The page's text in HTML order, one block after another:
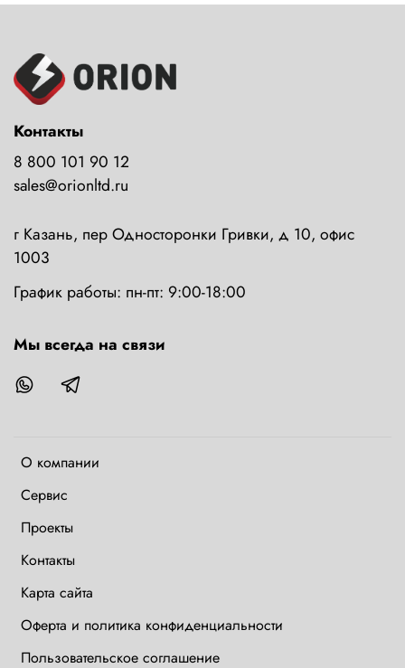
О компании
Сервис
Проекты
Контакты
Карта сайта
Оферта и политика конфиденциальности
Пользовательское соглашение
Контакты
8 800 101 90 12
sales@orionltd.ru
г Казань, пер Односторонки Гривки, д 10, офис
1003
График работы: пн-пт: 9:00-18:00
Мы всегда на связи